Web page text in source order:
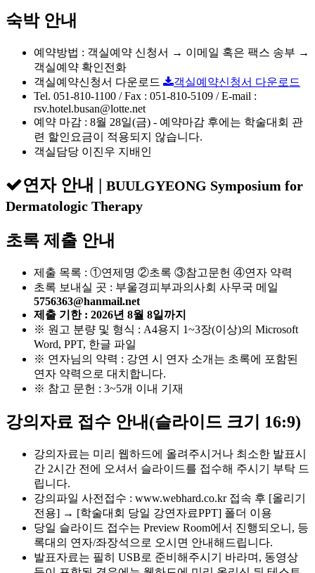
숙박 안내
예약방법 : 객실예약 신청서 → 이메일 혹은 팩스 송부 →
객실예약 확인전화
객실예약신청서 다운로드
객실예약신청서 다운로드
Tel. 051-810-1100 / Fax : 051-810-5109 / E-mail :
rsv.hotel.busan@lotte.net
예약 마감 : 8월 28일(금) - 예약마감 후에는 학술대회 관
련 할인요금이 적용되지 않습니다.
객실담당 이진우 지배인
연자 안내 | BUULGYEONG Symposium for
Dermatologic Therapy
초록 제출 안내
제출 목록 : ①연제명 ②초록 ③참고문헌 ④연자 약력
초록 보내실 곳 : 부울경피부과의사회 사무국 메일
5756363@hanmail.net
제출 기한 : 2026년 8월 8일까지
※ 원고 분량 및 형식 : A4용지 1~3장(이상)의 Microsoft
Word, PPT, 한글 파일
※ 연자님의 약력 : 강연 시 연자 소개는 초록에 포함된
연자 약력으로 대치합니다.
※ 참고 문헌 : 3~5개 이내 기재
강의자료 접수 안내(슬라이드 크기 16:9)
강의자료는 미리 웹하드에 올려주시거나 최소한 발표시
간 2시간 전에 오셔서 슬라이드를 접수해 주시기 부탁 드
립니다.
강의파일 사전접수 : www.webhard.co.kr 접속 후 [올리기
전용] → [학술대회 당일 강연자료PPT] 폴더 이용
당일 슬라이드 접수는 Preview Room에서 진행되오니, 등
록대의 연자/좌장석으로 오시면 안내해드립니다.
발표자료는 필히 USB로 준비해주시기 바라며, 동영상